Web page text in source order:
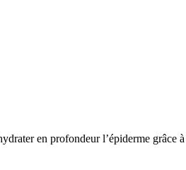
en profondeur l’épiderme grâce